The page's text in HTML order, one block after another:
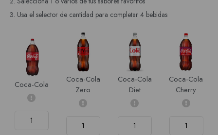
3. Usa el selector de cantidad para completar 4 bebidas
Coca-Cola
Coca-Cola
Zero
Coca-Cola
Diet
Coca-Cola
Cherry